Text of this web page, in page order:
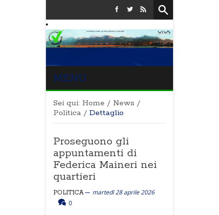
MENU
Sei qui: Home / News /
Politica / Dettaglio
Proseguono gli
appuntamenti di
Federica Maineri nei
quartieri
POLITICA
martedì 28 aprile 2026
0